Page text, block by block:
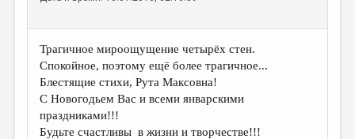
Трагичное мироощущение четырёх стен.
Спокойное, поэтому ещё более трагичное...
Блестящие стихи, Рута Максовна!
С Новогодьем Вас и всеми январскими
праздниками!!!
Будьте счастливы в жизни и творчестве!!!